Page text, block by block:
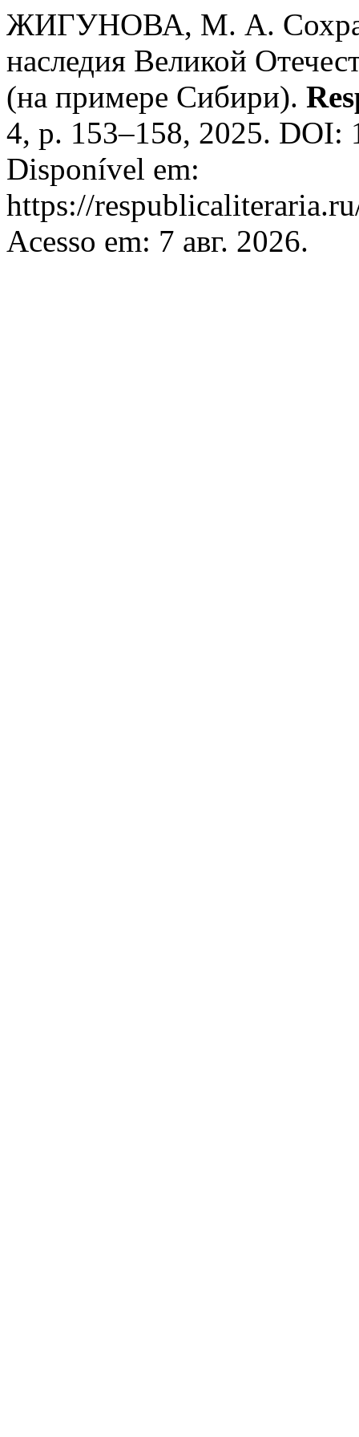
ЖИГУНОВА, М. А.
наследия Великой
(на примере Сибири).
4, p. 153–158, 2025. DOI:
Disponível em:
https://
Acesso em: 7 авг. 2026.